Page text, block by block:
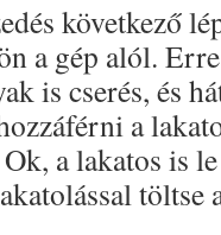
következő
a gép alól.
is cserés, és
a
a lakatos is
töltse